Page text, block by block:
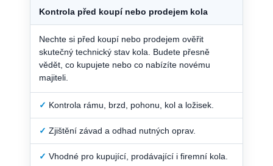
Kontrola před koupí nebo prodejem kola
Nechte si před koupí nebo prodejem ověřit
skutečný technický stav kola. Budete přesně
vědět, co kupujete nebo co nabízíte novému
majiteli.
✓ Kontrola rámu, brzd, pohonu, kol a ložisek.
✓ Zjištění závad a odhad nutných oprav.
✓ Vhodné pro kupující, prodávající i firemní kola.